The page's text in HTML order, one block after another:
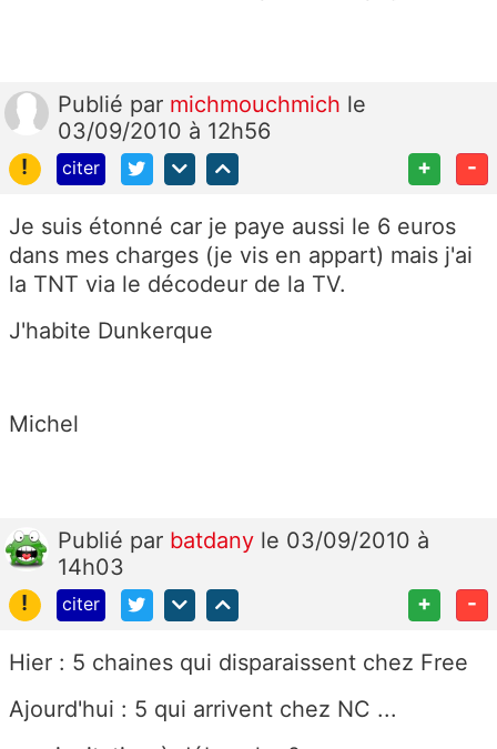
Publié par michmouchmich le
03/09/2010 à 12h56
!
citer + -
Je suis étonné car je paye aussi le 6 euros
dans mes charges (je vis en appart) mais j'ai
la TNT via le décodeur de la TV.
J'habite Dunkerque
Michel
Publié par batdany le 03/09/2010 à
14h03
!
citer + -
Hier : 5 chaines qui disparaissent chez Free
Ajourd'hui : 5 qui arrivent chez NC ...